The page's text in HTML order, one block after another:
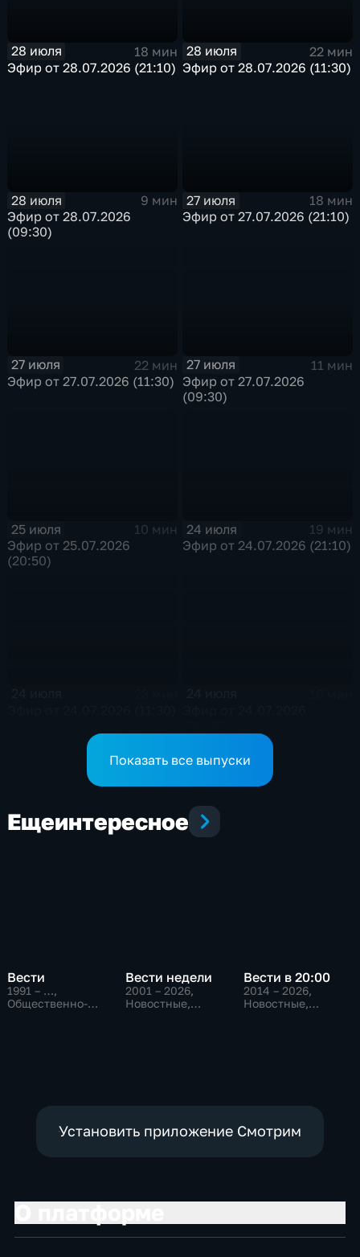
28 июля
18 мин
Эфир от 28.07.2026 (21:10)
28 июля
22 мин
Эфир от 28.07.2026 (11:30)
28 июля
9 мин
Эфир от 28.07.2026
(09:30)
27 июля
18 мин
Эфир от 27.07.2026 (21:10)
27 июля
22 мин
Эфир от 27.07.2026 (11:30)
27 июля
11 мин
Эфир от 27.07.2026
(09:30)
25 июля
10 мин
Эфир от 25.07.2026
(20:50)
24 июля
19 мин
Эфир от 24.07.2026 (21:10)
Показать все выпуски
Ещеинтересное
Вести
1991 – …,
Общественно-
Вести недели
2001 – 2026,
Новостные,
Вести в 20:00
2014 – 2026,
Новостные,
Установить приложение Смотрим